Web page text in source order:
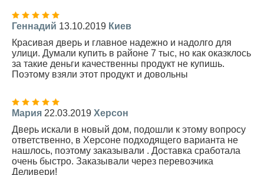
Геннадий 13.10.2019 Киев
Красивая дверь и главное надежно и надолго для
улици. Думали купить в районе 7 тыс, но как оказклось
за такие деньги качественны продукт не купишь.
Поэтому взяли этот продукт и довольны
Мария 22.03.2019 Херсон
Дверь искали в новый дом, подошли к этому вопросу
ответственно, в Херсоне подходящего варианта не
нашлось, поэтому заказывали . Доставка сработала
очень быстро. Заказывали через перевозчика
Деливери!